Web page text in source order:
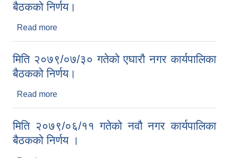
बैठकको निर्णय।
Read more
मिति २०७९/०७/३० गतेको एघाराै नगर कार्यपालिका
बैठकको निर्णय।
Read more
मिति २०७९/०६/११ गतेको नवाै नगर कार्यपालिका
बैठकको निर्णय ।